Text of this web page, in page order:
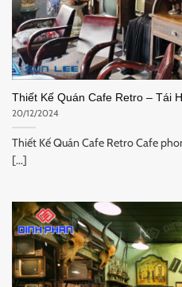
Thiết Kế Quán Cafe Retro – Tái
20/12/2024
Thiết Kế Quán Cafe Retro Cafe
[...]